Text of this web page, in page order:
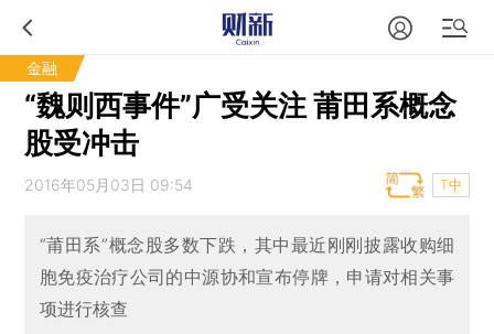
金融
“魏则西事件”广受关注 莆田系概念
股受冲击
2016年05月03日 09:54 T中
“莆田系”概念股多数下跌，其中最近刚刚披露收购细
胞免疫治疗公司的中源协和宣布停牌，申请对相关事
项进行核查